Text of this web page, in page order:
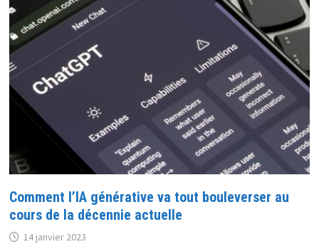
Comment l’IA générative va tout bouleverser au
cours de la décennie actuelle
14 janvier 2023